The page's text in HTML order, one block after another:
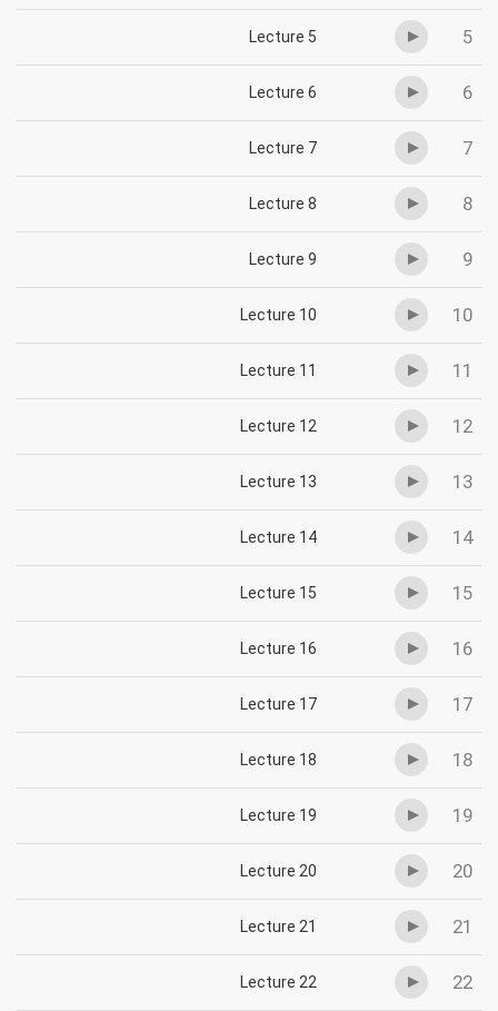
5
Lecture 5
6
Lecture 6
7
Lecture 7
8
Lecture 8
9
Lecture 9
10
Lecture 10
11
Lecture 11
12
Lecture 12
13
Lecture 13
14
Lecture 14
15
Lecture 15
16
Lecture 16
17
Lecture 17
18
Lecture 18
19
Lecture 19
20
Lecture 20
21
Lecture 21
22
Lecture 22